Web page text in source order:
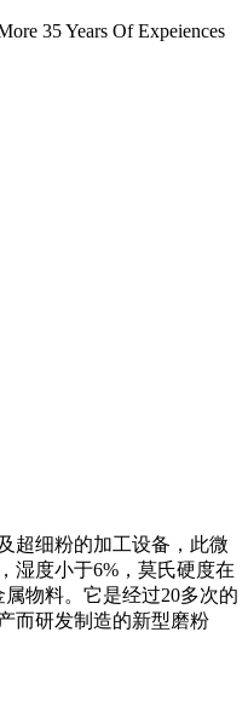
35 Years Of Expeiences
超细粉的加工设备，此微
湿度小于6%，莫氏硬度在
物料。它是经过20多次的
而研发制造的新型磨粉